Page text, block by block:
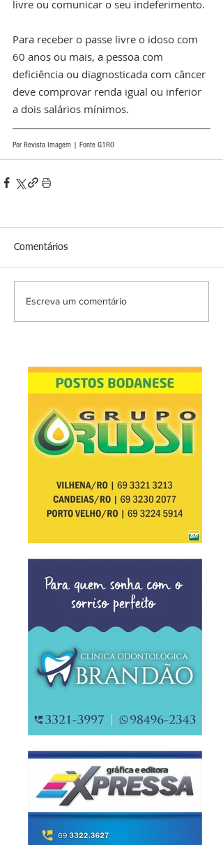
livre ou comunicar o seu indeferimento.
Para receber o passe livre o idoso com
60 anos ou mais, a pessoa com
deficiência ou diagnosticada com câncer
deve comprovar renda igual ou inferior
a dois salários mínimos.
Por Revista Imagem | Fonte G1RO
Comentários
Escreva um comentário